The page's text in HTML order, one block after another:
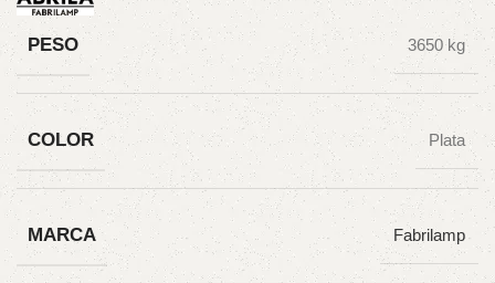
PESO 3650 kg
COLOR Plata
MARCA Fabrilamp